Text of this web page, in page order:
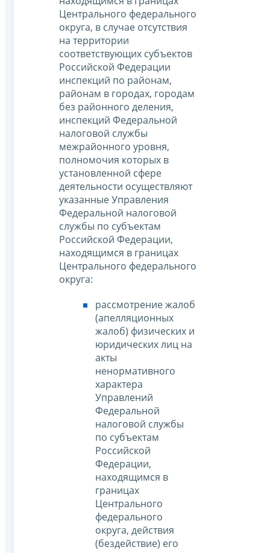
Центрального федерального
округа, в случае отсутствия
на территории
соответствующих субъектов
Российской Федерации
инспекций по районам,
районам в городах, городам
без районного деления,
инспекций Федеральной
налоговой службы
межрайонного уровня,
полномочия которых в
установленной сфере
деятельности осуществляют
указанные Управления
Федеральной налоговой
службы по субъектам
Российской Федерации,
находящимся в границах
Центрального федерального
округа:
рассмотрение жалоб
(апелляционных
жалоб) физических и
юридических лиц на
акты
ненормативного
характера
Управлений
Федеральной
налоговой службы
по субъектам
Российской
Федерации,
находящимся в
границах
Центрального
федерального
округа, действия
(бездействие) его